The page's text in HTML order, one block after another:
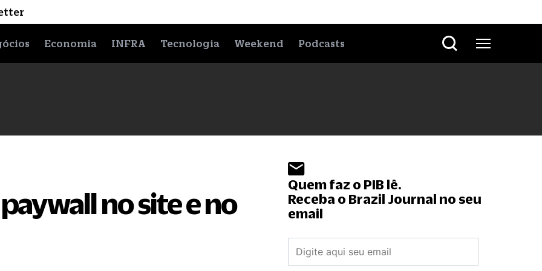
Economia INFRA Tecnologia Weekend Podcasts
no site e no
Quem faz o PIB lê.
Receba o Brazil Journal no seu
email